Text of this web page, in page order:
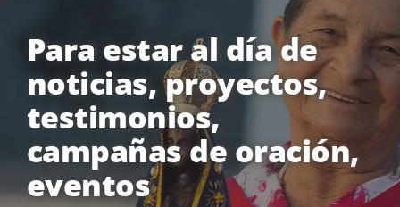
Para estar al día de
noticias, proyectos,
testimonios,
campañas de oración,
eventos